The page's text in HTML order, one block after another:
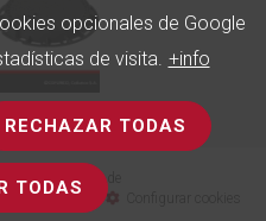
opcionales de Google
de visita. +info
RECHAZAR TODAS
TODASPolítica de
Newsletter